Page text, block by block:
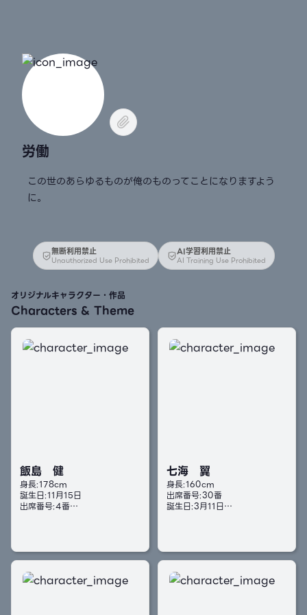
労働
この世のあらゆるものが俺のものってことになりますよう
に。
無断利用禁止
Unauthorized Use Prohibited
AI学習利用禁止
AI Training Use Prohibited
オリジナルキャラクター・作品
Characters & Theme
飯島 健
身長:178cm
誕生日:11月15日
出席番号:4番
人と話すことが大の苦手で、高
校で1番仲の良い二葉や遼、幼馴
染である翼相手であっても目が
合うことはない。
七海 翼
身長:160cm
出席番号:30番
誕生日:3月11日
愛いため人から理想を向けられ
ることが多く、本人もそれに応
えられるように日々努力をして
いる。